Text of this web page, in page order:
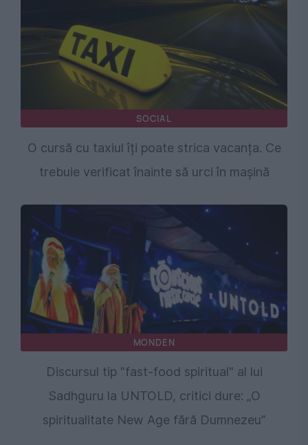
SOCIAL
O cursă cu taxiul îți poate strica vacanța. Ce
trebuie verificat înainte să urci în mașină
MONDEN
Discursul tip "fast-food spiritual" al lui
Sadhguru la UNTOLD, critici dure: „O
spiritualitate New Age fără Dumnezeu”